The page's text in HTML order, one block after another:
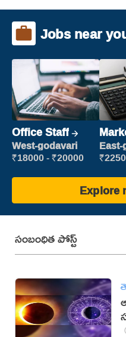
Jobs near
Office Staff
West-godavari
₹18000 - ₹20000
Explore
సంబంధిత పోస్ట్